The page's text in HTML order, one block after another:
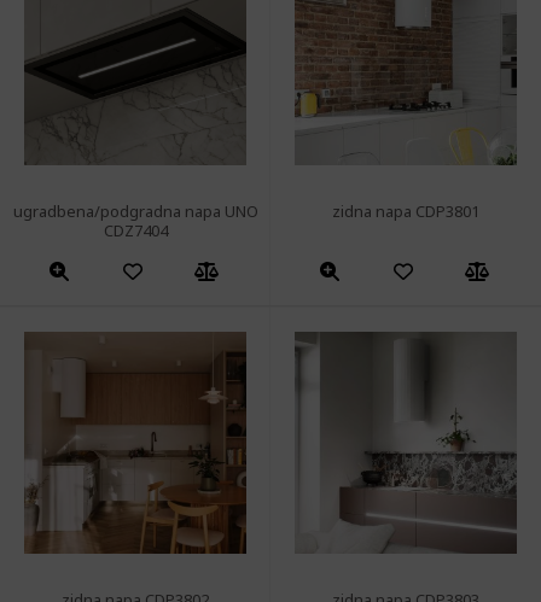
ugradbena/podgradna napa UNO
CDZ7404
zidna napa CDP3801